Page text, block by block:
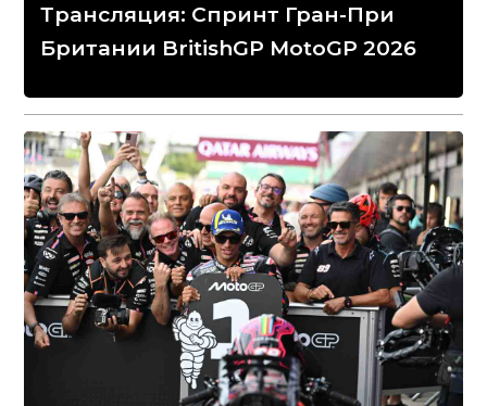
Трансляция: Спринт Гран-При
Британии BritishGP MotoGP 2026